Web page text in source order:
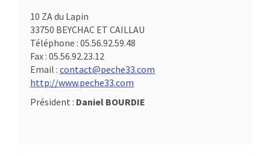
10 ZA du Lapin
33750 BEYCHAC ET CAILLAU
Téléphone : 05.56.92.59.48
Fax : 05.56.92.23.12
Email : contact@peche33.com
http://www.peche33.com
Président : Daniel BOURDIE